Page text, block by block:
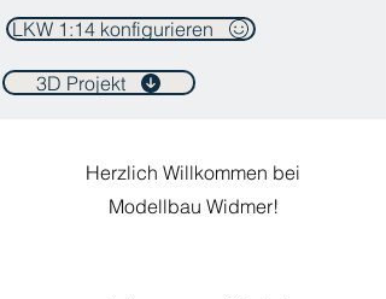
LKW 1:14 konfigurieren
3D Projekt
Herzlich Willkommen bei
Modellbau Widmer!